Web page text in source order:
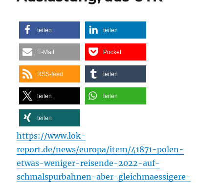
teilen teilen
E-Mail Pocket
RSS-feed teilen
teilen teilen
teilen
https://www.lok-
report.de/news/europa/item/41871-polen-
etwas-weniger-reisende-2022-auf-
schmalspurbahnen-aber-gleichmaessigere-